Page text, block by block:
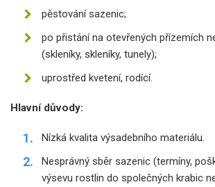
pěstování sazenic;
po přistání na otevřených přízemích
(skleníky, skleníky, tunely);
uprostřed kvetení, rodící.
Hlavní důvody:
Nízká kvalita výsadebního materiálu.
Nesprávný sběr sazenic (termíny,
výsevu rostlin do společných krabic